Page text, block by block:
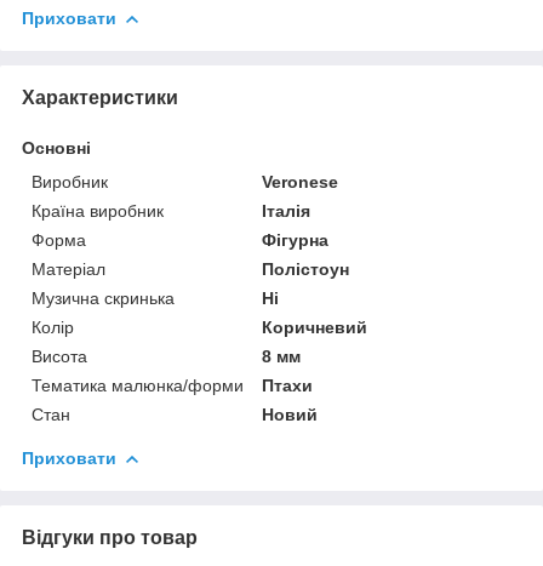
Приховати
Характеристики
Основні
Виробник
Veronese
Країна виробник
Італія
Форма
Фігурна
Матеріал
Полістоун
Музична скринька
Ні
Колір
Коричневий
Висота
8 мм
Тематика малюнка/форми
Птахи
Стан
Новий
Приховати
Відгуки про товар